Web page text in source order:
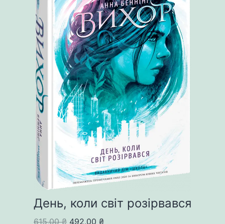
День, коли світ розірвався
615,00₴ Original
492,00 ₴Current